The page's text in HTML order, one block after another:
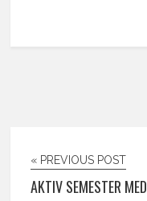
« PREVIOUS POST
AKTIV SEMESTER MED